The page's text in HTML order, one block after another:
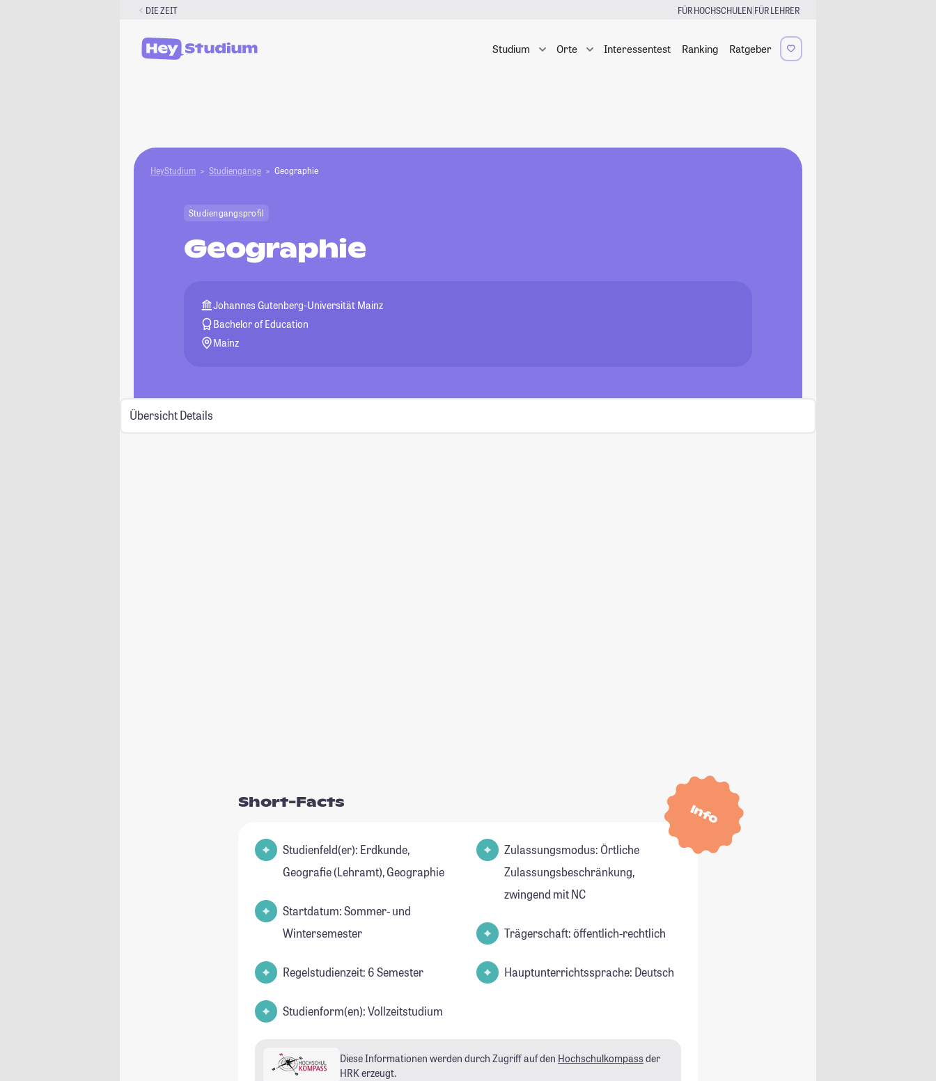
DIE ZEIT FÜR HOCHSCHULEN|FÜR LEHRER
Studium Orte Interessentest Ranking Ratgeber
HeyStudium Studiengänge Geographie
Studiengangsprofil
Geographie
Johannes Gutenberg-Universität Mainz
Bachelor of Education
Mainz
Übersicht Details
Info
Short-Facts
Studienfeld(er): Erdkunde,
Geografie (Lehramt), Geographie
Startdatum: Sommer- und
Wintersemester
Regelstudienzeit: 6 Semester
Studienform(en): Vollzeitstudium
Zulassungsmodus: Örtliche
Zulassungsbeschränkung,
zwingend mit NC
Trägerschaft: öffentlich-rechtlich
Hauptunterrichtssprache: Deutsch
Diese Informationen werden durch Zugriff auf den Hochschulkompass der
HRK erzeugt.